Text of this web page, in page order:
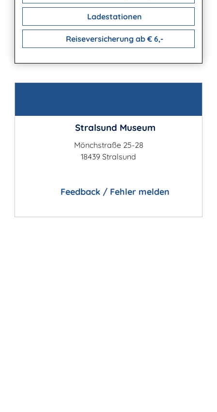
Ladestationen
Reiseversicherung ab € 6,-
Stralsund Museum
Mönchstraße 25-28
18439 Stralsund
Feedback / Fehler melden